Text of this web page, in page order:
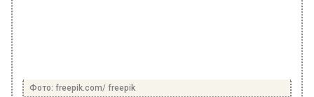
Фото: freepik.com/ freepik